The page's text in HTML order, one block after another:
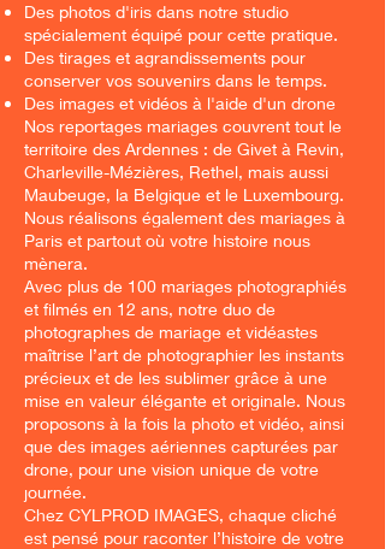
Des photos d'iris dans notre studio
spécialement équipé pour cette pratique.
Des tirages et agrandissements pour
conserver vos souvenirs dans le temps.
Des images et vidéos à l'aide d'un drone
Nos reportages mariages couvrent tout le
territoire des Ardennes : de Givet à Revin,
Charleville-Mézières, Rethel, mais aussi
Maubeuge, la Belgique et le Luxembourg.
Nous réalisons également des mariages à
Paris et partout où votre histoire nous
mènera.
Avec plus de 100 mariages photographiés
et filmés en 12 ans, notre duo de
photographes de mariage et vidéastes
maîtrise l’art de photographier les instants
précieux et de les sublimer grâce à une
mise en valeur élégante et originale. Nous
proposons à la fois la photo et vidéo, ainsi
que des images aériennes capturées par
drone, pour une vision unique de votre
journée.
Chez CYLPROD IMAGES, chaque cliché
est pensé pour raconter l’histoire de votre